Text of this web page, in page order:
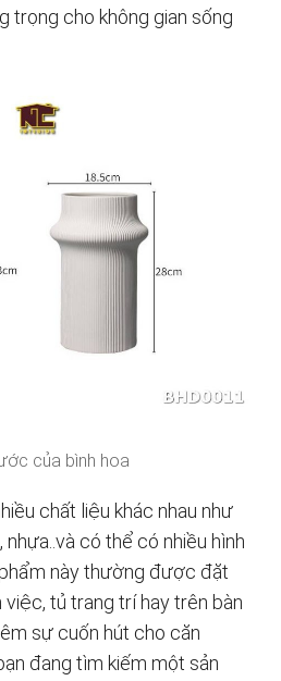
trọng cho không gian sống
của bình hoa
chất liệu khác nhau như
có thể có nhiều hình
này thường được đặt
tủ trang trí hay trên bàn
sự cuốn hút cho căn
đang tìm kiếm một sản